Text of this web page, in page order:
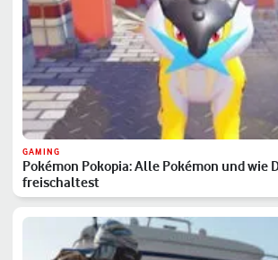
GAMING
Pokémon Pokopia: Alle Pokémon und wie
freischaltest